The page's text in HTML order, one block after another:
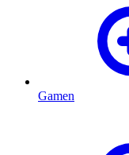
Gamen